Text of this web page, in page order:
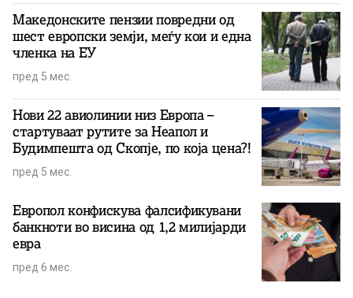
Македонските пензии повредни од
шест европски земји, меѓу кои и една
членка на ЕУ
пред 5 мес.
Нови 22 авиолинии низ Европа –
стартуваат рутите за Неапол и
Будимпешта од Скопје, по која цена?!
пред 5 мес.
Европол конфискува фалсификувани
банкноти во висина од 1,2 милијарди
евра
пред 6 мес.